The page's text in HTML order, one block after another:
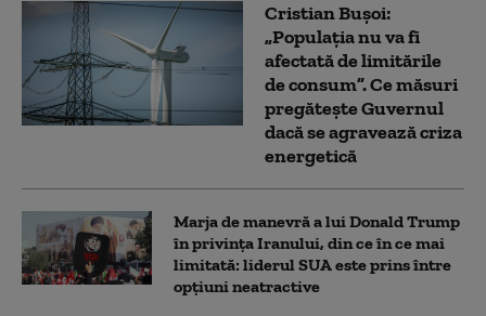
Cristian Bușoi:
„Populația nu va fi
afectată de limitările
de consum”. Ce măsuri
pregătește Guvernul
dacă se agravează criza
energetică
Marja de manevră a lui Donald Trump
în privința Iranului, din ce în ce mai
limitată: liderul SUA este prins între
opțiuni neatractive